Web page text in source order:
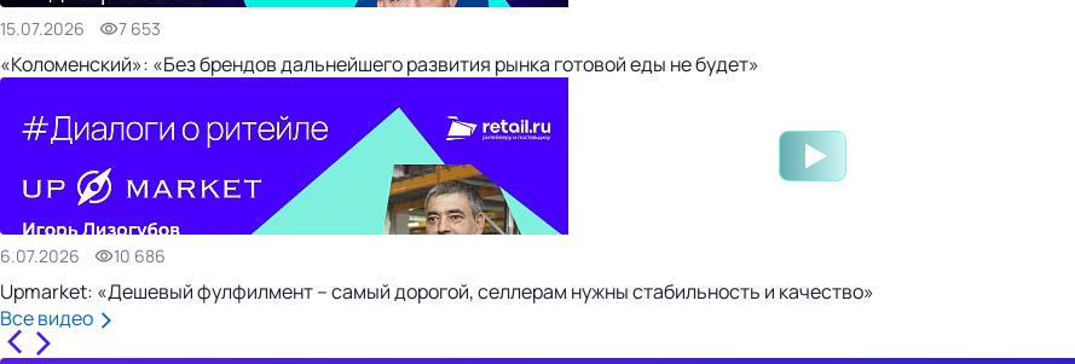
15.07.2026 7 653
«Коломенский»: «Без брендов дальнейшего развития рынка готовой еды не будет»
6.07.2026 10 686
Upmarket: «Дешевый фулфилмент – самый дорогой, селлерам нужны стабильность и качество»
Все видео